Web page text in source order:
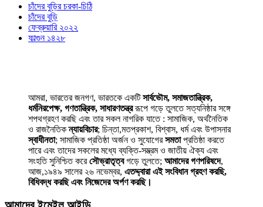
চাঁদের বুড়ির চরকা-চিঠি
চাঁদের বুড়ি
ফেব্রুয়ারি ২০২২
ফাল্গুন ১৪২৮
আমরা, ভারতের জনগণ, ভারতকে একটিসার্বভৌম, সমাজতান্ত্রিক,
ধর্মনিরপেক্ষ, গণতান্ত্রিক, সাধারণতন্ত্ররূপে গড়ে তুলতে সত্যনিষ্ঠার সঙ্গে
শপথগ্রহণ করছি এবং তার সকল নাগরিক যাতে : সামাজিক, অর্থনৈতিক
ও রাজনৈতিকন্যায়বিচার; চিন্তা,মতপ্রকাশ, বিশ্বাস, ধর্ম এবং উপাসনার
স্বাধীনতা; সামাজিক প্রতিষ্ঠা অর্জন ও সুযোগেরসমতাপ্রতিষ্ঠা করতে
পারে এবং তাদের সকলের মধ্যে ব্যক্তি-সম্ভ্রম ও জাতীয় ঐক্য এবং
সংহতি সুনিশ্চিত করেসৌভ্রাতৃত্বগড়ে তুলতে; আমাদের গণপরিষদে,
আজ,১৯৪৯ সালের ২৬ নভেম্বর, এতদ্দ্বারা এই সংবিধান গ্রহণ করছি,
বিধিবদ্ধ করছি এবং নিজেদের অর্পণ করছি।